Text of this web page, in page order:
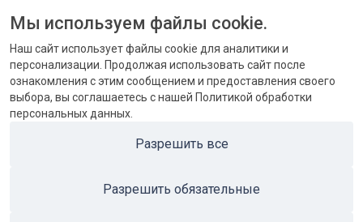
ПОПУЛЯРНЫЕ КАТЕГОРИИ
Мы используем файлы cookie.
Наш сайт использует файлы cookie для аналитики и
персонализации. Продолжая использовать сайт после
ознакомления с этим сообщением и предоставления своего
выбора, вы соглашаетесь с нашей Политикой обработки
персональных данных.
Разрешить все
Разрешить обязательные